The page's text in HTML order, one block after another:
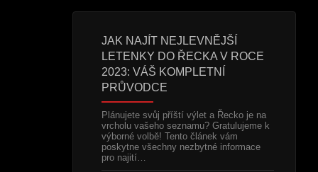
JAK NAJÍT NEJLEVNĚJŠÍ
LETENKY DO ŘECKA V ROCE
2023: VÁŠ KOMPLETNÍ
PRŮVODCE
Plánujete svůj příští výlet a Řecko je na
vrcholu vašeho seznamu? Gratulujeme k
výborné volbě! Tento článek vám
poskytne všechny nezbytné informace
pro najití…
2023:
pobřežní
destinací
Splitu s
Při